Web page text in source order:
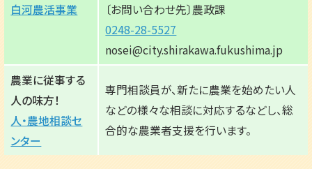
白河農活事業
〔お問い合わせ先〕農政課
0248-28-5527
nosei@city.shirakawa.fukushima.jp
農業に従事する
人の味方！
人・農地相談セ
ンター
専門相談員が、新たに農業を始めたい人
などの様々な相談に対応するなどし、総
合的な農業者支援を行います。